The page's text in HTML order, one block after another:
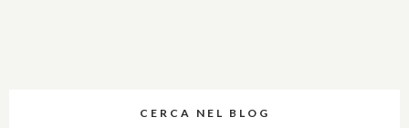
CERCA NEL BLOG